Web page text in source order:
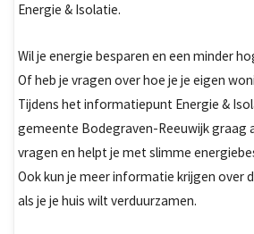
Energie & Isolatie.
Wil je energie besparen en een minder
Of heb je vragen over hoe je je eigen
Tijdens het informatiepunt Energie &
gemeente Bodegraven-Reeuwijk graag
vragen en helpt je met slimme
Ook kun je meer informatie krijgen over
als je je huis wilt verduurzamen.